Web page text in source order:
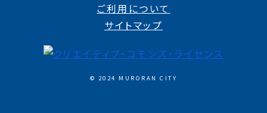
ご利用について
サイトマップ
© 2024 MURORAN CITY